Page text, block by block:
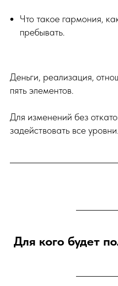
Что такое гармония,
пребывать.
Деньги, реализация,
пять элементов.
Для изменений без
задействовать все
Для кого будет